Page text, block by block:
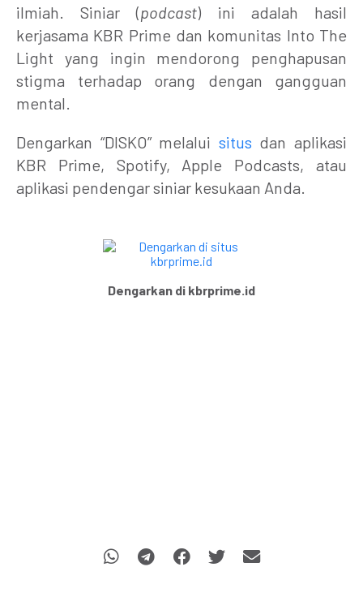
ilmiah. Siniar (podcast) ini adalah hasil
kerjasama KBR Prime dan komunitas Into The
Light yang ingin mendorong penghapusan
stigma terhadap orang dengan gangguan
mental.
Dengarkan “DISKO” melalui situs dan aplikasi
KBR Prime, Spotify, Apple Podcasts, atau
aplikasi pendengar siniar kesukaan Anda.
Dengarkan di kbrprime.id